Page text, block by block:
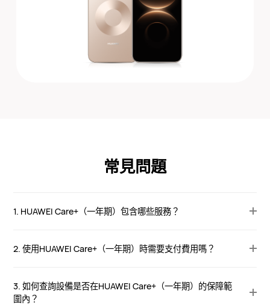
常見問題
1. HUAWEI Care+（一年期）包含哪些服務？
2. 使用HUAWEI Care+（一年期）時需要支付費用嗎？
3. 如何查詢設備是否在HUAWEI Care+（一年期）的保障範
圍內？